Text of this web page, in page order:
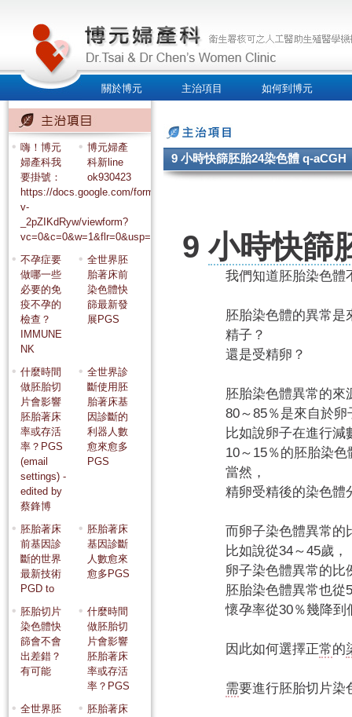
關於博元 主治項目 如何到博元
9 小時快篩胚胎24染色體 q-aCGH
9小時快篩
我們知道胚胎染色體
胚胎染色體的異常是
精子？
還是受精卵？
胚胎染色體異常的來
80～85％是來自於卵
比如說卵子在進行減
10～15％的胚胎染
當然，
精卵受精後的染色體
而卵子染色體異常的
比如說從34～45歲，
卵子染色體異常的比
胚胎染色體異常也從
懷孕率從30％幾降到
因此如何選擇正常的
需要進行胚胎切片染
嗨！博元
婦產科我
要掛號：
https://docs.google.com/forms/d/e/
v-
_2pZIKdRyw/viewform?
vc=0&c=0&w=1&flr=0&usp=mail_form_link
博元婦產
科新line
ok930423
不孕症要
做哪一些
必要的免
疫不孕的
檢查？
IMMUNE
NK
全世界胚
胎著床前
染色體快
篩最新發
展PGS
什麼時間
做胚胎切
片會影響
胚胎著床
率或存活
率？PGS
(email
settings) -
edited by
蔡鋒博
全世界診
斷使用胚
胎著床基
因診斷的
利器人數
愈來愈多
PGS
胚胎著床
前基因診
斷的世界
最新技術
PGD to
胚胎著床
基因診斷
人數愈來
愈多PGS
胚胎切片
染色體快
篩會不會
出差錯？
有可能
什麼時間
做胚胎切
片會影響
胚胎著床
率或存活
率？PGS
全世界胚
胚胎著床